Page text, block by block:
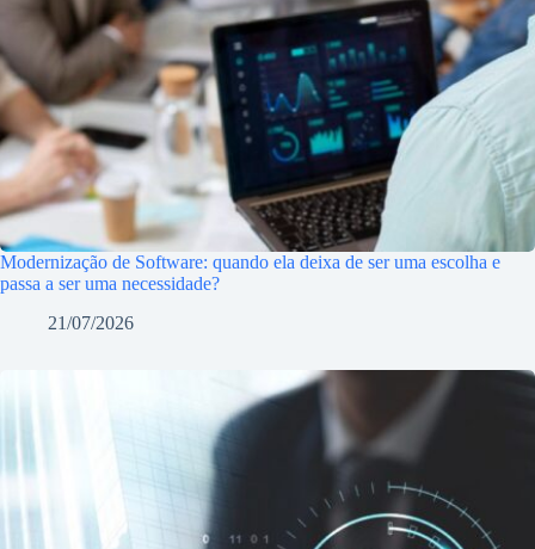
Modernização de Software: quando ela deixa de ser uma escolha e
passa a ser uma necessidade?
21/07/2026